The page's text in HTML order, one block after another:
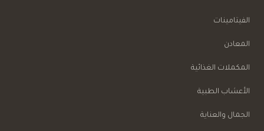
الفيتامينات
المعادن
المكملات الغذائية
الأعشاب الطبية
الجمال والعناية